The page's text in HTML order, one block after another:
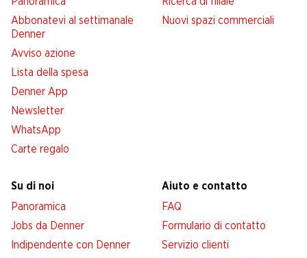
Abbonatevi al settimanale
Denner
Avviso azione
Lista della spesa
Denner App
Newsletter
WhatsApp
Carte regalo
Nuovi spazi commerciali
Su di noi
Panoramica
Jobs da Denner
Indipendente con Denner
Aiuto e contatto
FAQ
Formulario di contatto
Servizio clienti